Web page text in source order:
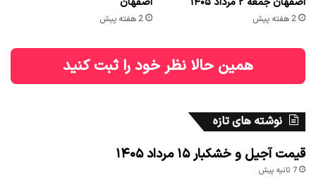
2 هفته پیش 2 هفته پیش
همین حالا نظر خود را ثبت کنید
نوشته های تازه
قیمت آجیل و خشکبار ۱۵ مرداد ۱۴۰۵
7 ثانیه پیش